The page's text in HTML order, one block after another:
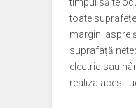
toate
margini aspre
suprafață
electric sau
realiza acest